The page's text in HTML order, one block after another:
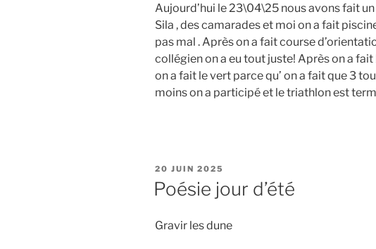
Aujourd’hui le 23\04\25 nous avons fait
Sila , des camarades et moi on a fait
pas mal . Après on a fait course
collégien on a eu tout juste! Après on a fait
on a fait le vert parce qu’ on a fait que 3
moins on a participé et le triathlon est
PUBLIÉ
LE
20 JUIN 2025
Poésie jour d’été
Gravir les dune